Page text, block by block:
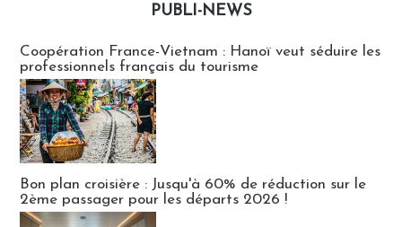
PUBLI-NEWS
Coopération France-Vietnam : Hanoï veut séduire les
professionnels français du tourisme
Bon plan croisière : Jusqu'à 60% de réduction sur le
2ème passager pour les départs 2026 !